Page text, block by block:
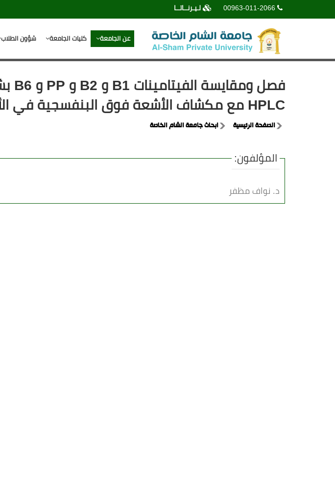
00963-011-2066 لـيـرنــاتــا
عن الجامعة كليات الجامعة شؤون الطلاب
HPLC مع مكشاف الأشعة فوق البنفسجية في الأقراص متعددة الفيتامينات
الصفحة الرئيسية ابحاث جامعة الشام الخاصة
المؤلفون:
د. نواف مظفر